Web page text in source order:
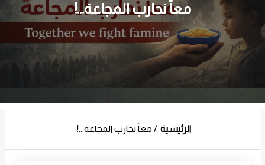
معاً نحارب المجاعة...!
الرئيسية معاً نحارب المجاعة...!